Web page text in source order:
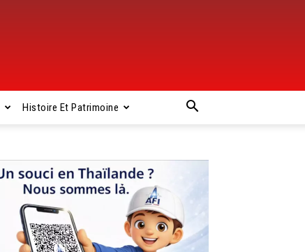
Histoire Et Patrimoine